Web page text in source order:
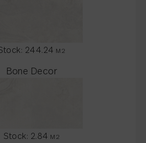
244.24 M2
Bone Decor
Stock: 2.84 M2